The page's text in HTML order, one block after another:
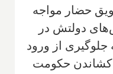
حضار مواجه
دولتش در
از ورود
کشاندن حکومت